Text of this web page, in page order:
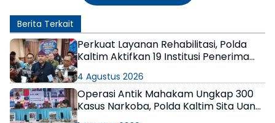
Berita Terkait
Perkuat Layanan Rehabilitasi, Polda
Kaltim Aktifkan 19 Institusi Penerima
4 Agustus 2026
Operasi Antik Mahakam Ungkap 300
Kasus Narkoba, Polda Kaltim Sita Uang